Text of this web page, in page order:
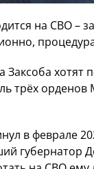
на СВО –
Заксоба хотят
трёх орденов
в феврале
губернатор